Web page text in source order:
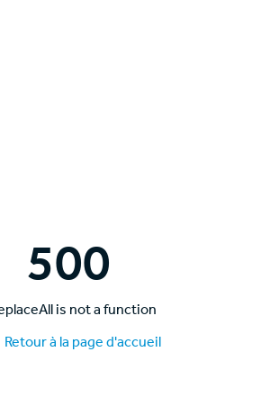
500
is not a function
Retour à la page d'accueil